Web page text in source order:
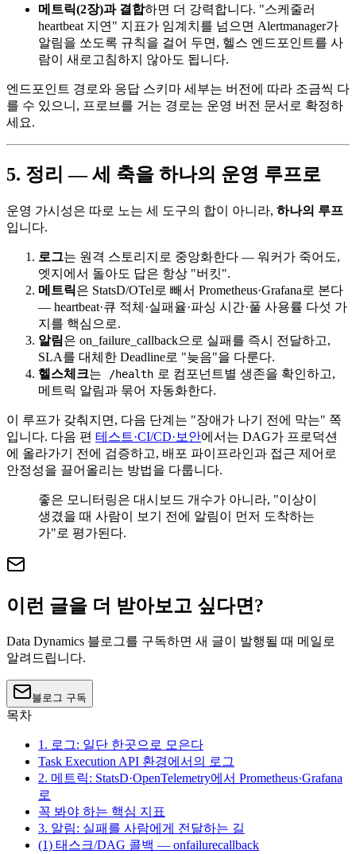
메트릭(2장)과 결합하면 더 강력합니다. "스케줄러
heartbeat 지연" 지표가 임계치를 넘으면 Alertmanager가
알림을 쏘도록 규칙을 걸어 두면, 헬스 엔드포인트를 사
람이 새로고침하지 않아도 됩니다.
엔드포인트 경로와 응답 스키마 세부는 버전에 따라 조금씩 다
를 수 있으니, 프로브를 거는 경로는 운영 버전 문서로 확정하
세요.
5. 정리 — 세 축을 하나의 운영 루프로
운영 가시성은 따로 노는 세 도구의 합이 아니라, 하나의 루프
입니다.
로그는 원격 스토리지로 중앙화한다 — 워커가 죽어도,
엣지에서 돌아도 답은 항상 "버킷".
메트릭은 StatsD/OTel로 빼서 Prometheus·Grafana로 본다
— heartbeat·큐 적체·실패율·파싱 시간·풀 사용률 다섯 가
지를 핵심으로.
알림은 on_failure_callback으로 실패를 즉시 전달하고,
SLA를 대체한 Deadline로 "늦음"을 다룬다.
헬스체크는 /health 로 컴포넌트별 생존을 확인하고,
메트릭 알림과 묶어 자동화한다.
이 루프가 갖춰지면, 다음 단계는 "장애가 나기 전에 막는" 쪽
입니다. 다음 편 테스트·CI/CD·보안에서는 DAG가 프로덕션
에 올라가기 전에 검증하고, 배포 파이프라인과 접근 제어로
안정성을 끌어올리는 방법을 다룹니다.
좋은 모니터링은 대시보드 개수가 아니라, "이상이
생겼을 때 사람이 보기 전에 알림이 먼저 도착하는
가"로 평가된다.
이런 글을 더 받아보고 싶다면?
Data Dynamics 블로그를 구독하면 새 글이 발행될 때 메일로
알려드립니다.
블로그 구독
목차
1. 로그: 일단 한곳으로 모은다
Task Execution API 환경에서의 로그
2. 메트릭: StatsD·OpenTelemetry에서 Prometheus·Grafana
로
꼭 봐야 하는 핵심 지표
3. 알림: 실패를 사람에게 전달하는 길
(1) 태스크/DAG 콜백 — onfailurecallback